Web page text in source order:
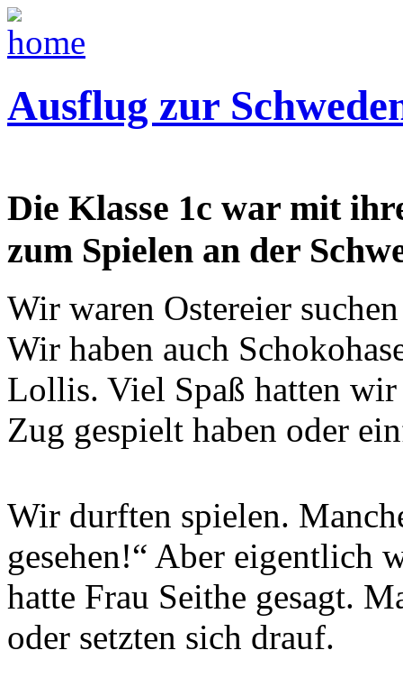
Ausflug zur
Die Klasse 1c war mit
zum Spielen an der
Wir waren Ostereier
Wir haben auch
Lollis. Viel Spaß hatten
Zug gespielt haben oder
Wir durften spielen.
gesehen!“ Aber eigentlich
hatte Frau Seithe gesagt.
oder setzten sich drauf.